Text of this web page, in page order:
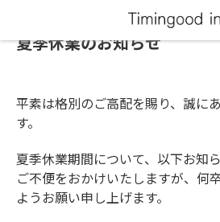
夏季休業のお知らせ
平素は格別のご高配を賜り、誠に
す。
夏季休業期間について、以下お知
ご不便をおかけいたしますが、何
ようお願い申し上げます。